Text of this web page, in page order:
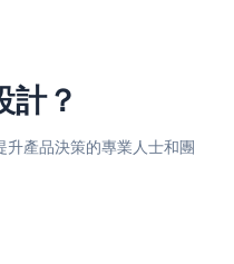
計？
產品決策的專業人士和團